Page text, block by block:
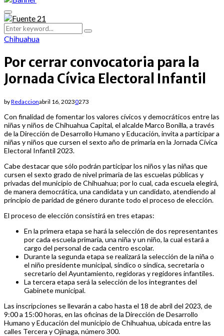
Primary
Menu
Search
for:
Search
Chihuahua
Por cerrar convocatoria para la
Jornada Cívica Electoral Infantil
byRedaccionabril 16, 20230273
Con finalidad de fomentar los valores cívicos y democráticos entre las
niñas y niños de Chihuahua Capital, el alcalde Marco Bonilla, a través
de la Dirección de Desarrollo Humano y Educación, invita a participar a
niñas y niños que cursen el sexto año de primaria en la Jornada Cívica
Electoral Infantil 2023.
Cabe destacar que sólo podrán participar los niños y las niñas que
cursen el sexto grado de nivel primaria de las escuelas públicas y
privadas del municipio de Chihuahua; por lo cual, cada escuela elegirá,
de manera democrática, una candidata y un candidato, atendiendo al
principio de paridad de género durante todo el proceso de elección.
El proceso de elección consistirá en tres etapas:
En la primera etapa se hará la selección de dos representantes
por cada escuela primaria, una niña y un niño, la cual estará a
cargo del personal de cada centro escolar.
Durante la segunda etapa se realizará la selección de la niña o
el niño presidente municipal, síndico o síndica, secretaria o
secretario del Ayuntamiento, regidoras y regidores infantiles.
La tercera etapa será la selección de los integrantes del
Gabinete municipal.
Las inscripciones se llevarán a cabo hasta el 18 de abril del 2023, de
9:00 a 15:00 horas, en las oficinas de la Dirección de Desarrollo
Humano y Educación del municipio de Chihuahua, ubicada entre las
calles Tercera y Ojinaga, número 300.